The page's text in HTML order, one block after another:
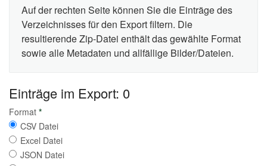
Auf der rechten Seite können Sie die Einträge des
Verzeichnisses für den Export filtern. Die
resultierende Zip-Datei enthält das gewählte Format
sowie alle Metadaten und allfällige Bilder/Dateien.
Einträge im Export: 0
Format *
CSV Datei
Excel Datei
JSON Datei